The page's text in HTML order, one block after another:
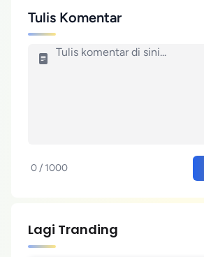
Tulis Komentar
0 / 1000
Lagi Tranding